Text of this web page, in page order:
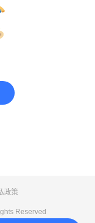
政策
Reserved